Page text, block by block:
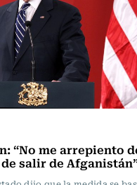
“No me arrepiento
salir de